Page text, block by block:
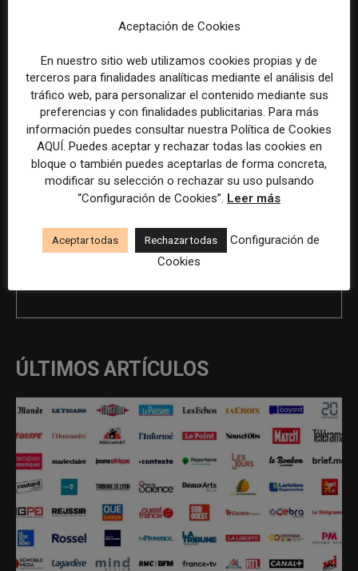
Edición Web y Maquetación
para proyecto docente en
Barcelona
Next article
Director/a de comunicación
para grupo de empresas del
sector servicios
ÚLTIMOS ARTÍCULOS
Aceptación de Cookies
En nuestro sitio web utilizamos cookies propias y de
terceros para finalidades analíticas mediante el análisis del
tráfico web, para personalizar el contenido mediante sus
preferencias y con finalidades publicitarias. Para más
información puedes consultar nuestra Política de Cookies
AQUÍ. Puedes aceptar y rechazar todas las cookies en
bloque o también puedes aceptarlas de forma concreta,
modificar su selección o rechazar su uso pulsando
“Configuración de Cookies”. Leer más
Aceptar todas Rechazar todas
Configuración de
Cookies